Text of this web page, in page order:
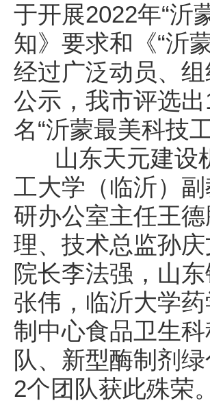
于开展2022年“沂
知》要求和《“沂
经过广泛动员、
公示，我市评选
名“沂蒙最美科技
山东天元建设
工大学（临沂）
研办公室主任王
理、技术总监孙
院长李法强，山
张伟，临沂大学
制中心食品卫生
队、新型酶制剂
2个团队获此殊荣。